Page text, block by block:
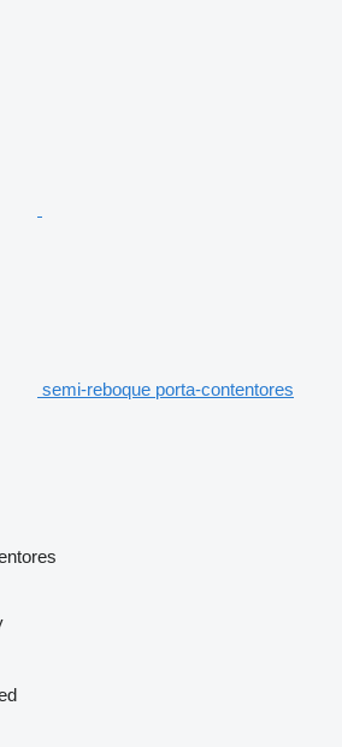
semi-reboque porta-contentores